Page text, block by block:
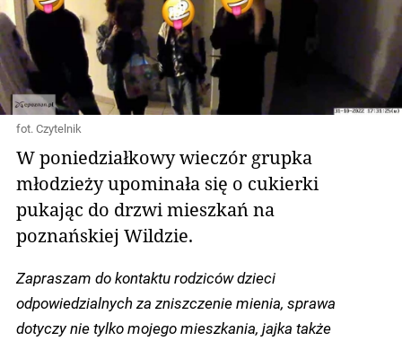
fot. Czytelnik
W poniedziałkowy wieczór grupka
młodzieży upominała się o cukierki
pukając do drzwi mieszkań na
poznańskiej Wildzie.
Zapraszam do kontaktu rodziców dzieci
odpowiedzialnych za zniszczenie mienia, sprawa
dotyczy nie tylko mojego mieszkania, jajka także